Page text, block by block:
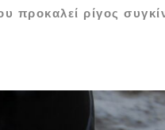
προκαλεί ρίγος